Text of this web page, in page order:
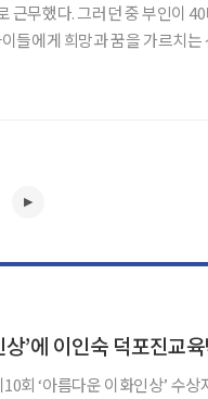
근무했다. 그러던 중 부인이
들에게 희망과 꿈을 가르치는
’에 이인숙 덕포진교
회 ‘아름다운 이화인상’ 수